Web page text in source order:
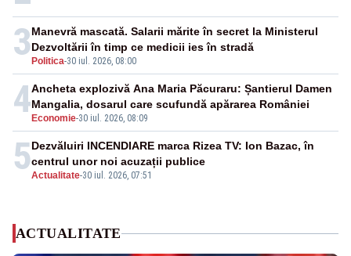
3 Politica-30 iul. 2026, 08:00
Manevră mascată. Salarii mărite în secret la Ministerul
Dezvoltării în timp ce medicii ies în stradă
4 Economie-30 iul. 2026, 08:09
Ancheta explozivă Ana Maria Păcuraru: Șantierul Damen
Mangalia, dosarul care scufundă apărarea României
5Actualitate-30 iul. 2026, 07:51
Dezvăluiri INCENDIARE marca Rizea TV: Ion Bazac, în
centrul unor noi acuzații publice
ACTUALITATE